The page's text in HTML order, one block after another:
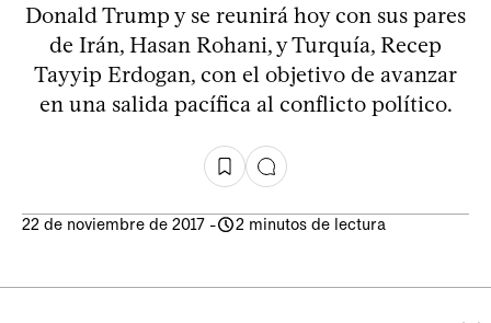
Donald Trump y se reunirá hoy con sus pares
de Irán, Hasan Rohani, y Turquía, Recep
Tayyip Erdogan, con el objetivo de avanzar
en una salida pacífica al conflicto político.
22 de noviembre de 2017 - 2 minutos de lectura